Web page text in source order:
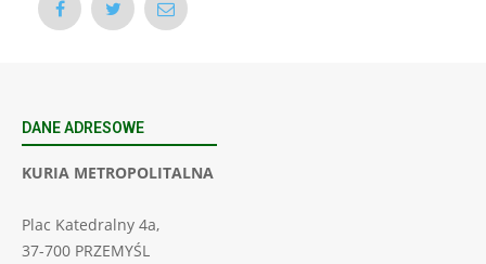
DANE ADRESOWE
KURIA METROPOLITALNA
Plac Katedralny 4a,
37-700 PRZEMYŚL